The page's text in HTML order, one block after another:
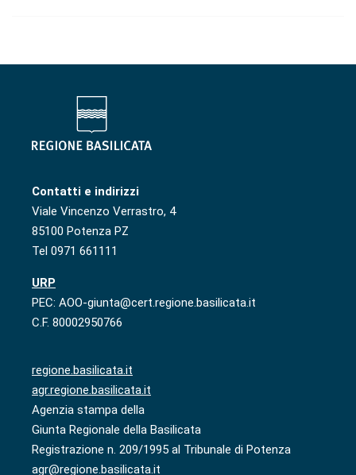
Contatti e indirizzi
Viale Vincenzo Verrastro, 4
85100 Potenza PZ
Tel 0971 661111
URP
PEC: AOO-giunta@cert.regione.basilicata.it
C.F. 80002950766
regione.basilicata.it
agr.regione.basilicata.it
Agenzia stampa della
Giunta Regionale della Basilicata
Registrazione n. 209/1995 al Tribunale di Potenza
agr@regione.basilicata.it